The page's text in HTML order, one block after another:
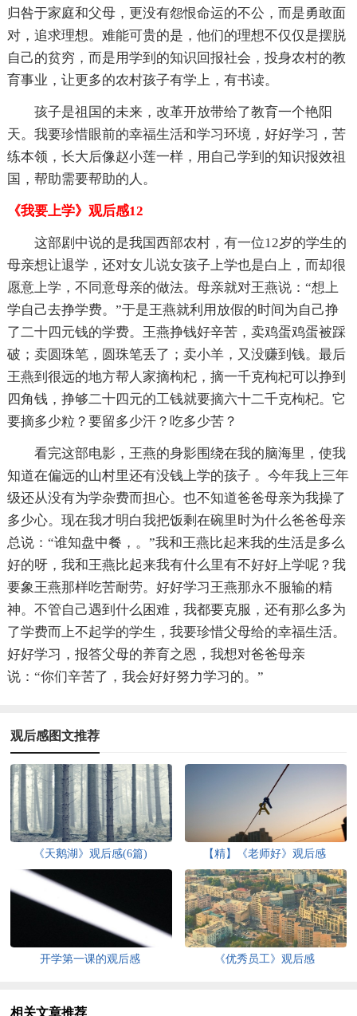
归咎于家庭和父母，更没有怨恨命运的不公，而是勇敢面
对，追求理想。难能可贵的是，他们的理想不仅仅是摆脱
自己的贫穷，而是用学到的知识回报社会，投身农村的教
育事业，让更多的农村孩子有学上，有书读。
孩子是祖国的未来，改革开放带给了教育一个艳阳
天。我要珍惜眼前的幸福生活和学习环境，好好学习，苦
练本领，长大后像赵小莲一样，用自己学到的知识报效祖
国，帮助需要帮助的人。
《我要上学》观后感12
这部剧中说的是我国西部农村，有一位12岁的学生的
母亲想让退学，还对女儿说女孩子上学也是白上，而却很
愿意上学，不同意母亲的做法。母亲就对王燕说：“想上
学自己去挣学费。”于是王燕就利用放假的时间为自己挣
了二十四元钱的学费。王燕挣钱好辛苦，卖鸡蛋鸡蛋被踩
破；卖圆珠笔，圆珠笔丢了；卖小羊，又没赚到钱。最后
王燕到很远的地方帮人家摘枸杞，摘一千克枸杞可以挣到
四角钱，挣够二十四元的工钱就要摘六十二千克枸杞。它
要摘多少粒？要留多少汗？吃多少苦？
看完这部电影，王燕的身影围绕在我的脑海里，使我
知道在偏远的山村里还有没钱上学的孩子 。今年我上三年
级还从没有为学杂费而担心。也不知道爸爸母亲为我操了
多少心。现在我才明白我把饭剩在碗里时为什么爸爸母亲
总说：“谁知盘中餐，。”我和王燕比起来我的生活是多么
好的呀，我和王燕比起来我有什么里有不好好上学呢？我
要象王燕那样吃苦耐劳。好好学习王燕那永不服输的精
神。不管自己遇到什么困难，我都要克服，还有那么多为
了学费而上不起学的学生，我要珍惜父母给的幸福生活。
好好学习，报答父母的养育之恩，我想对爸爸母亲
说：“你们辛苦了，我会好好努力学习的。”
观后感图文推荐
《天鹅湖》观后感(6篇) 【精】《老师好》观后感
开学第一课的观后感 《优秀员工》观后感
相关文章推荐